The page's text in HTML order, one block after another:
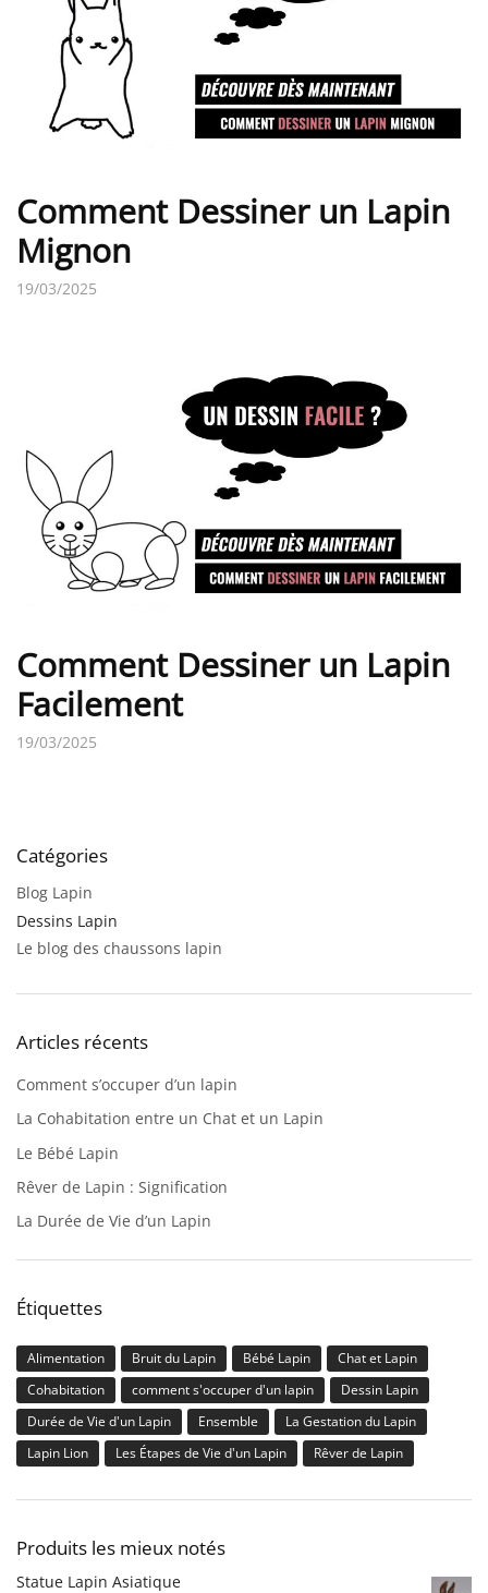
Comment Dessiner un Lapin
Mignon
19/03/2025
Comment Dessiner un Lapin
Facilement
19/03/2025
Catégories
Blog Lapin
Dessins Lapin
Le blog des chaussons lapin
Articles récents
Comment s’occuper d’un lapin
La Cohabitation entre un Chat et un Lapin
Le Bébé Lapin
Rêver de Lapin : Signification
La Durée de Vie d’un Lapin
Étiquettes
Alimentation Bruit du Lapin Bébé Lapin
Chat et Lapin
Cohabitation
comment s'occuper d'un lapin
Dessin Lapin
Durée de Vie d'un Lapin
Ensemble
La Gestation du Lapin
Lapin Lion
Les Étapes de Vie d'un Lapin Rêver de Lapin
Produits les mieux notés
Statue Lapin Asiatique